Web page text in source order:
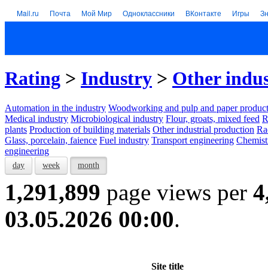
Mail.ru Почта Мой Мир Одноклассники ВКонтакте Игры
Rating > Industry > Other
Automation in the industry Woodworking and pulp and paper
Medical industry Microbiological industry Flour, groats, mixed feed
plants Production of building materials Other industrial production
Glass, porcelain, faience Fuel industry Transport engineering
engineering
day week month
1,291,899 page views per
03.05.2026 00:00.
Site title